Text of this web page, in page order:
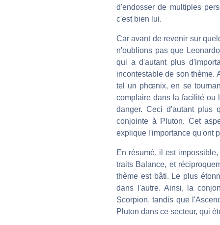
d'endosser de multiples
c'est bien lui.
Car avant de revenir sur
n'oublions pas que
qui a d'autant plus
incontestable de son thème.
tel un phœnix, en se
complaire dans la facilité ou
danger. Ceci d'autant plus
conjointe à Pluton. Cet
explique l'importance qu'ont
En résumé, il est
traits Balance, et
thème est bâti. Le plus
dans l'autre. Ainsi, la
Scorpion, tandis que
Pluton dans ce secteur, qui